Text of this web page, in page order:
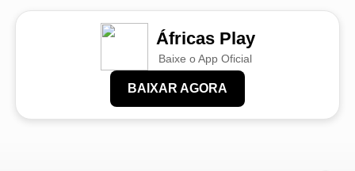
Áfricas Play
Baixe o App Oficial
BAIXAR AGORA